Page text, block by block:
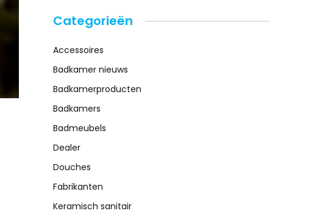
Categorieën
Accessoires
Badkamer nieuws
Badkamerproducten
Badkamers
Badmeubels
Dealer
Douches
Fabrikanten
Keramisch sanitair